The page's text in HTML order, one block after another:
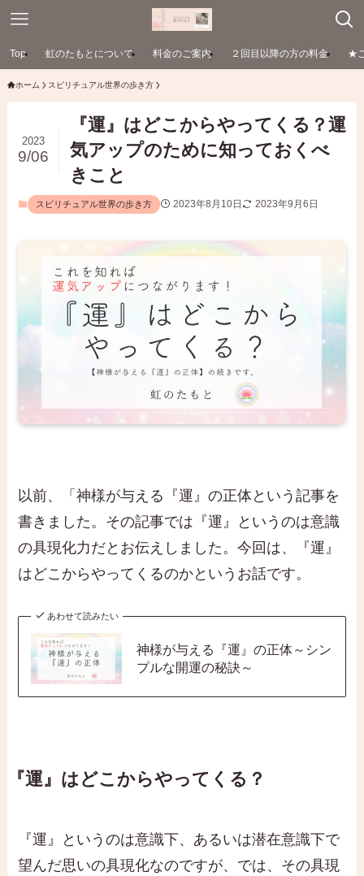
Top 虹のたもとについて 料金のご案内 ２回目以降の方の料金 ★
ホーム スピリチュアル世界の歩き方
『運』はどこからやってくる？運
気アップのために知っておくべ
きこと
2023
9/06
スピリチュアル世界の歩き方 2023年8月10日 2023年9月6日
以前、「神様が与える『運』の正体という記事を
書きました。その記事では『運』というのは意識
の具現化力だとお伝えしました。今回は、『運』
はどこからやってくるのかというお話です。
あわせて読みたい
神様が与える『運』の正体～シン
プルな開運の秘訣～
『運』はどこからやってくる？
『運』というのは意識下、あるいは潜在意識下で
望んだ思いの具現化なのですが、では、その具現